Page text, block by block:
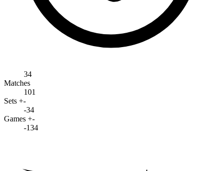
34
Matches
101
Sets +-
-34
Games +-
-134